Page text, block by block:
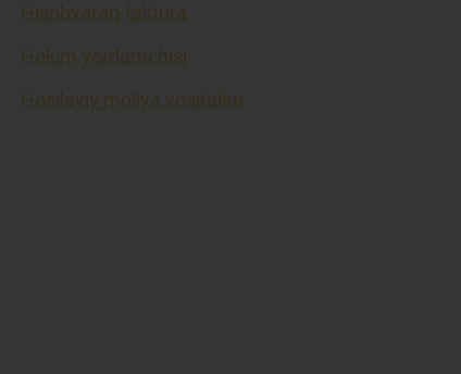
Hisobvaraq-faktura
Hokim yordamchisi
Hosilaviy moliya vositalari